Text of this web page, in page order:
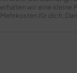
erhalten wir eine kleine
Mehrkosten für dich.